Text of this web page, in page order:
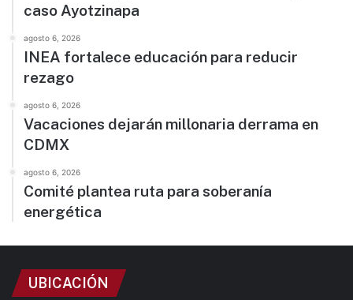
caso Ayotzinapa
agosto 6, 2026
INEA fortalece educación para reducir
rezago
agosto 6, 2026
Vacaciones dejarán millonaria derrama en
CDMX
agosto 6, 2026
Comité plantea ruta para soberanía
energética
UBICACIÓN